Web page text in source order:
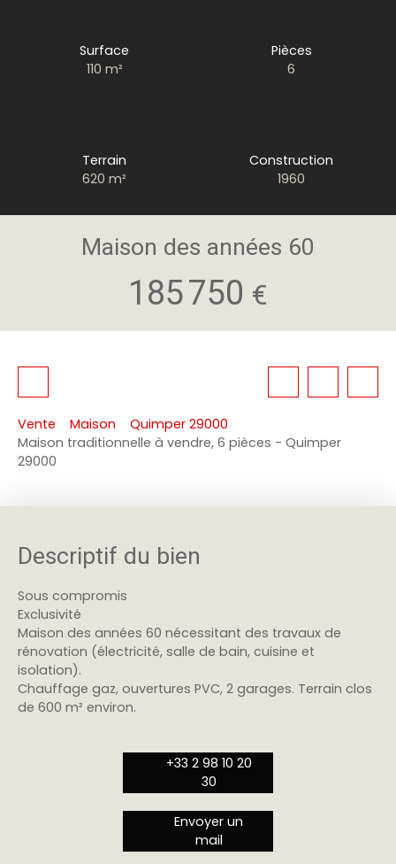
Surface
110 m²
Pièces
6
Terrain
620m²
Construction
1960
Maison des années 60
185 750 €
Vente Maison
Quimper 29000
Maison traditionnelle à vendre, 6 pièces - Quimper
29000
Descriptif du bien
Sous compromis
Exclusivité
Maison des années 60 nécessitant des travaux de
rénovation (électricité, salle de bain, cuisine et
isolation).
Chauffage gaz, ouvertures PVC, 2 garages. Terrain clos
de 600 m² environ.
+33 2 98 10 20
30
Envoyer un
mail